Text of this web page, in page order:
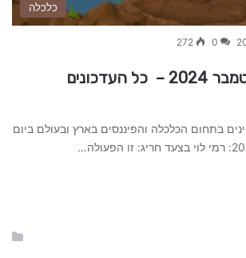
כלכלה
0
272
יום שבת 28 ספטמבר 2024 – כל העדכונים
בתחום הכלכלה והפיננסים בארץ ובעולם ביום